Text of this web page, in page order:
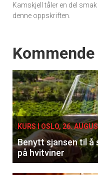
Kamskjell tåler en del
denne oppskriften.
Events
KURS I OSLO, 26.
Benytt sjansen til
på hvitviner